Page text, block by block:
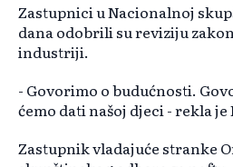
Zastupnici u Nacionalnoj
dana odobrili su reviziju
industriji.
- Govorimo o budućnosti.
ćemo dati našoj djeci - rekla je
Zastupnik vladajuće stranke